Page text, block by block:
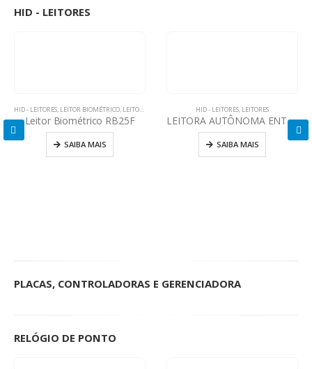
HID - LEITORES
HID - LEITORES, LEITOR BIOMÉTRICO, LEITORES LEITORES SIGNO
Leitor Biométrico RB25F
SAIBA MAIS
HID - LEITORES, LEITORES
LEITORA AUTÔNOMA ENTRYPROX™
SAIBA MAIS
PLACAS, CONTROLADORAS E GERENCIADORA
RELÓGIO DE PONTO